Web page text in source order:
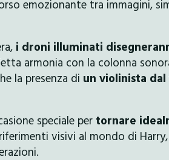
emozionante tra immagini,
i droni illuminati
armonia con la colonna
la presenza di un violinista dal
speciale per tornare
visivi al mondo di